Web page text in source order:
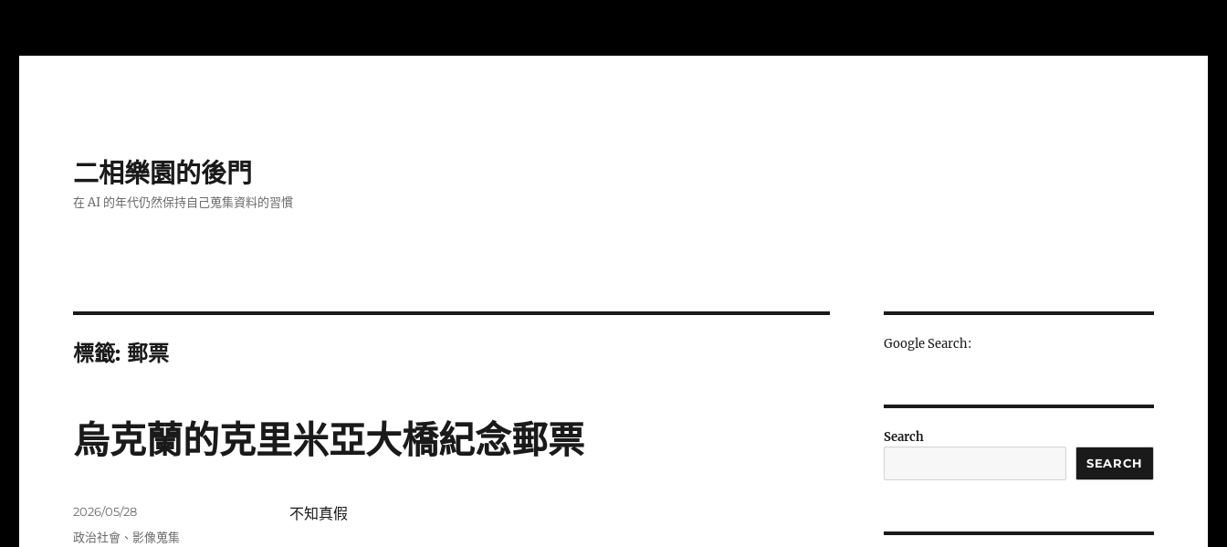
二相樂園的後門
在 AI 的年代仍然保持自己蒐集資料的習慣
標籤: 郵票
烏克蘭的克里米亞大橋紀念郵票
不知真假
發
佈
2026/05/28
分
政治社會 、影像蒐集
Google Search:
Search
SEARCH